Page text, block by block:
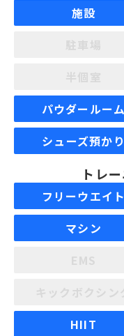
施設
パウダールーム
シューズ預かり
トレ
フリーウエイト
マシン
HIIT